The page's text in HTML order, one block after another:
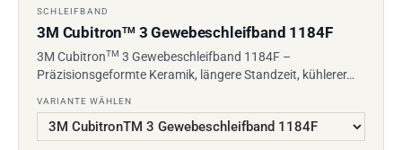
SCHLEIFBAND
3M CubitronTM3 Gewebeschleifband 1184F
3M CubitronTM 3 Gewebeschleifband 1184F –
Präzisionsgeformte Keramik, längere Standzeit, kühlerer…
VARIANTE WÄHLEN